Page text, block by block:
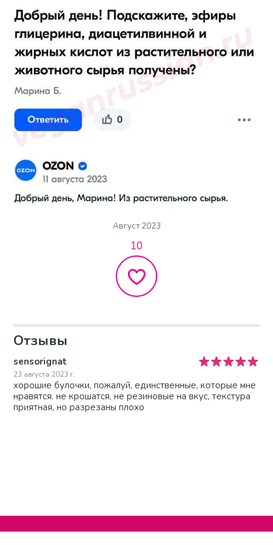
Август 2023
10
Отзывы
sensorignat
23 августа 2023 г.
хорошие булочки, пожалуй, единственные, которые мне
нравятся. не крошатся, не резиновые на вкус, текстура
приятная, но разрезаны плохо